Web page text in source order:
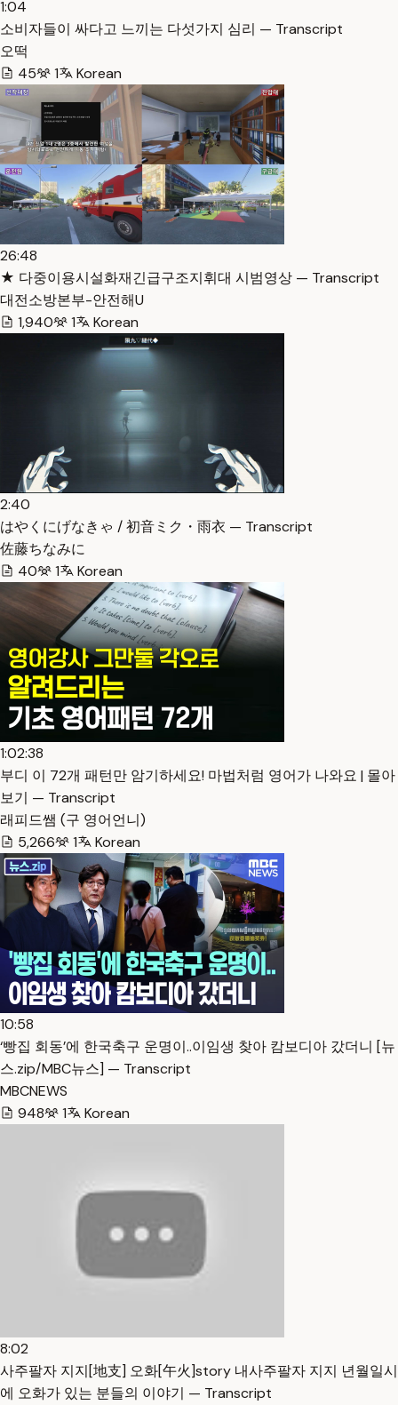
1:04
소비자들이 싸다고 느끼는 다섯가지 심리 — Transcript
오떡
45
1 Korean
26:48
★ 다중이용시설화재긴급구조지휘대 시범영상 — Transcript
대전소방본부-안전해U
1,940
1 Korean
2:40
はやくにげなきゃ / 初音ミク・雨衣 — Transcript
佐藤ちなみに
40
1 Korean
1:02:38
부디 이 72개 패턴만 암기하세요! 마법처럼 영어가 나와요 | 몰아
보기 — Transcript
래피드쌤 (구 영어언니)
5,266
1 Korean
10:58
‘빵집 회동’에 한국축구 운명이..이임생 찾아 캄보디아 갔더니 [뉴
스.zip/MBC뉴스] — Transcript
MBCNEWS
948
1 Korean
8:02
사주팔자 지지[地支] 오화[午火]story 내사주팔자 지지 년월일시
에 오화가 있는 분들의 이야기 — Transcript